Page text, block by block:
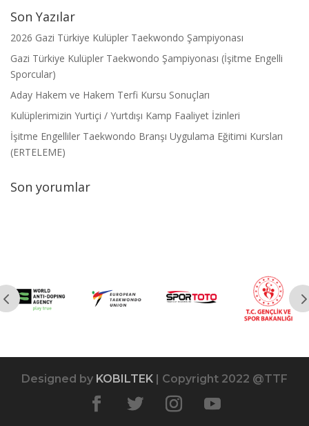
Son Yazılar
2026 Gazi Türkiye Kulüpler Taekwondo Şampiyonası
Gazi Türkiye Kulüpler Taekwondo Şampiyonası (İşitme Engelli
Sporcular)
Aday Hakem ve Hakem Terfi Kursu Sonuçları
Kulüplerimizin Yurtiçi / Yurtdışı Kamp Faaliyet İzinleri
İşitme Engelliler Taekwondo Branşı Uygulama Eğitimi Kursları
(ERTELEME)
Son yorumlar
Designed by KOBILTEK | Copyright 2022 @TTF